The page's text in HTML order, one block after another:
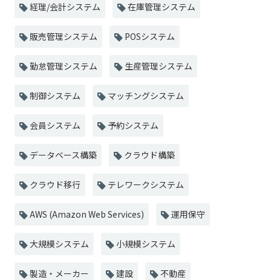
経理/会計システム 在庫管理システム
販売管理システム POSシステム
勤怠管理システム 生産管理システム
制御システム マッチングシステム
会員システム 予約システム
データベース構築 クラウド構築
クラウド移行 テレワークシステム
AWS (Amazon Web Services) 運用保守
大規模システム 小規模システム
製造・メーカー 建設 不動産